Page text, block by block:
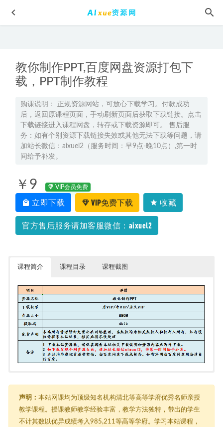
教你制作PPT,百度网盘资源打包下
载，PPT制作教程
购课说明： 正规资源网站，可放心下载学习。付款成功
后，返回原课程页面，手动刷新页面后获取下载链接。点击
下载链接进入课程网盘，转存或下载资源即可。 售后服
务：如有个别资源下载链接失效或其他无法下载等问题，请
加站长微信：aixuel2（服务时间：早9点-晚10点）,第一时
间给予补发。
￥9 VIP会员免费
立即下载 VIP免费下载 收藏
官方售后服务请加客服微信：aixuel2
课程简介 课程目录 课程截图
├─ 01. 课程简介.mp4
├─ 02. 极简PPT-1.mp4
├─ 04. 使用母版工具.mp4
├─ 05. 五色方案-1.mp4
声明： 本站网课均为顶级知名机构清北等高等学府优秀名师亲授
教学课程。授课教师教学经验丰富，教学方法独特，带出的学生
不计其数以优异成绩考入985,211等高等学府。学习本站课程，
23年高中语文网课2023陈焕文高三语文视频教程+讲义（第二
阶段） 2022-12-27
2024谢一凡高三生物a+二三轮复习寒春班 2024-06-09
孙健单页网站课程，教你怎样建设网站，1.35G网课资源百度
23年高中语文网课2023刘聪高二语文a+春季班视频教程+课堂
笔记 2023-05-26
2023李芸乐高三地理视频教程高考地理复习网课资源下载
2022-10-13